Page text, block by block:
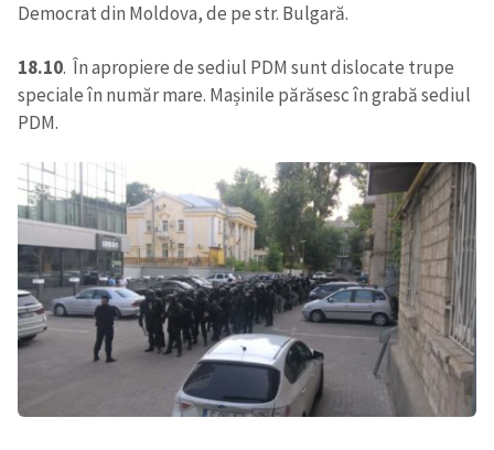
Democrat din Moldova, de pe str. Bulgară.
18.10. În apropiere de sediul PDM sunt dislocate trupe
speciale în număr mare. Mașinile părăsesc în grabă sediul
PDM.